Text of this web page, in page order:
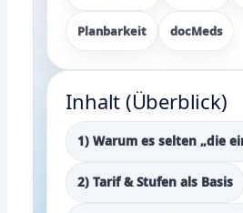
Planbarkeit docMeds
Inhalt (Überblick)
1) Warum es selten „die
2) Tarif & Stufen als Basis